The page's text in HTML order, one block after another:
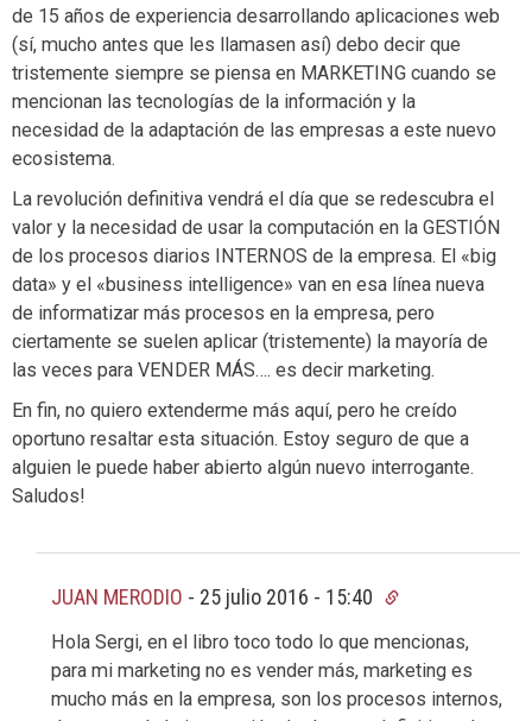
de 15 años de experiencia desarrollando aplicaciones web
(sí, mucho antes que les llamasen así) debo decir que
tristemente siempre se piensa en MARKETING cuando se
mencionan las tecnologías de la información y la
necesidad de la adaptación de las empresas a este nuevo
ecosistema.
La revolución definitiva vendrá el día que se redescubra el
valor y la necesidad de usar la computación en la GESTIÓN
de los procesos diarios INTERNOS de la empresa. El «big
data» y el «business intelligence» van en esa línea nueva
de informatizar más procesos en la empresa, pero
ciertamente se suelen aplicar (tristemente) la mayoría de
las veces para VENDER MÁS…. es decir marketing.
En fin, no quiero extenderme más aquí, pero he creído
oportuno resaltar esta situación. Estoy seguro de que a
alguien le puede haber abierto algún nuevo interrogante.
Saludos!
JUAN MERODIO - 25 julio 2016 - 15:40
Hola Sergi, en el libro toco todo lo que mencionas,
para mi marketing no es vender más, marketing es
mucho más en la empresa, son los procesos internos,